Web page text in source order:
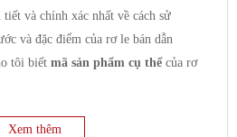
và chính xác nhất về cách sử
và đặc điểm của rơ le bán dẫn
tôi biết mã sản phẩm cụ thể của rơ
Xem thêm